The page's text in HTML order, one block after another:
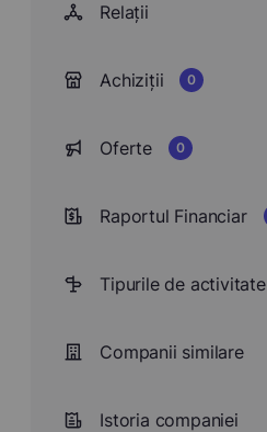
Relații
Achiziții 0
Oferte 0
Raportul Financiar
Tipurile de activitate
Companii similare
Istoria companiei